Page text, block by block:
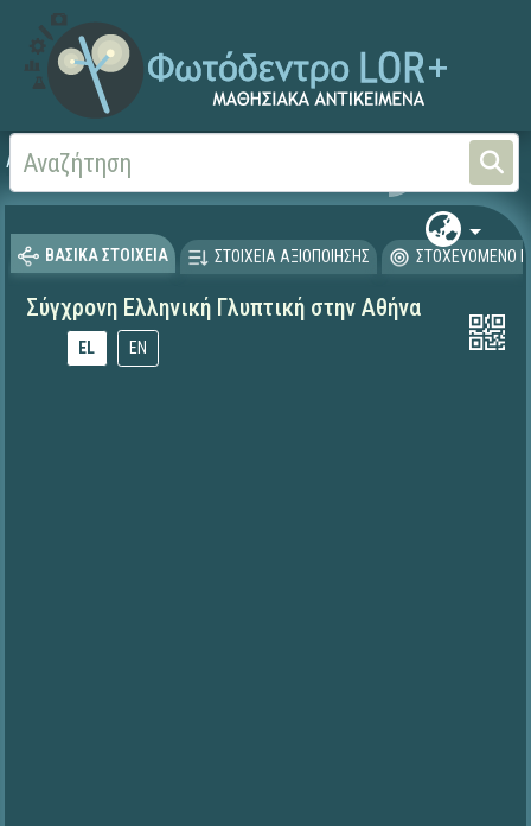
Αρχική
ΒΑΣΙΚΑ ΣΤΟΙΧΕΙΑ ΣΤΟΙΧΕΙΑ ΑΞΙΟΠΟΙΗΣΗΣ ΣΤΟΧΕΥΟΜΕΝΟ
Σύγχρονη Ελληνική Γλυπτική στην Αθήνα
EL EN